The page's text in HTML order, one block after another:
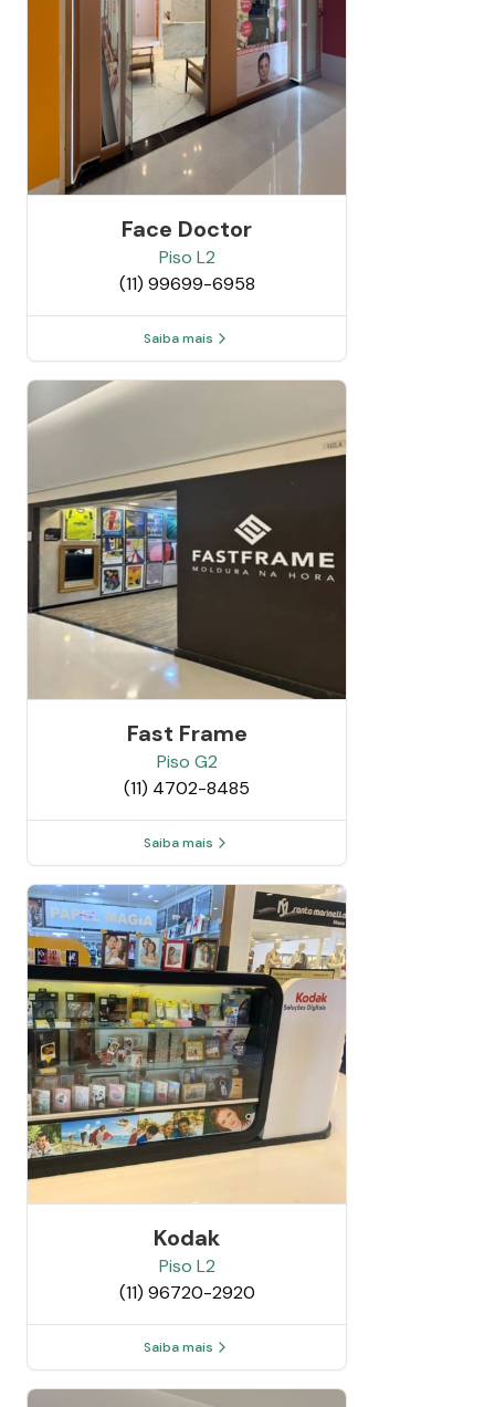
Face Doctor
Piso L2
(11) 99699-6958
Saiba mais
Fast Frame
Piso G2
(11) 4702-8485
Saiba mais
Kodak
Piso L2
(11) 96720-2920
Saiba mais